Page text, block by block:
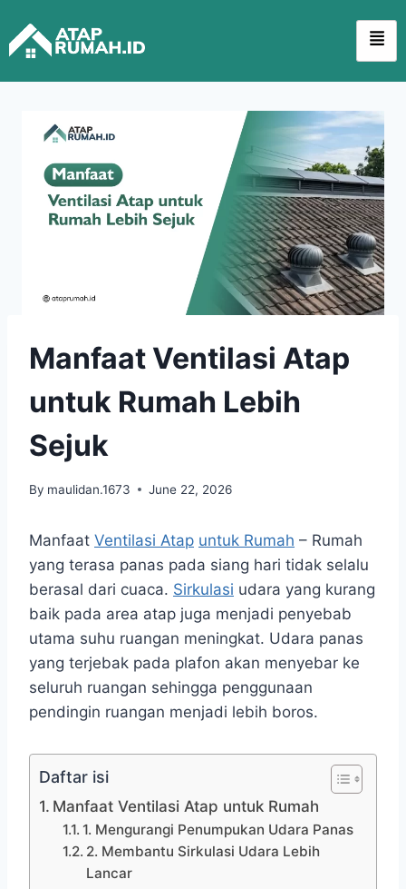
Manfaat Ventilasi Atap
untuk Rumah Lebih
Sejuk
By maulidan.1673 June 22, 2026
Manfaat Ventilasi Atap untuk Rumah – Rumah
yang terasa panas pada siang hari tidak selalu
berasal dari cuaca. Sirkulasi udara yang kurang
baik pada area atap juga menjadi penyebab
utama suhu ruangan meningkat. Udara panas
yang terjebak pada plafon akan menyebar ke
seluruh ruangan sehingga penggunaan
pendingin ruangan menjadi lebih boros.
Daftar isi
Manfaat Ventilasi Atap untuk Rumah
1. Mengurangi Penumpukan Udara Panas
2. Membantu Sirkulasi Udara Lebih
Lancar